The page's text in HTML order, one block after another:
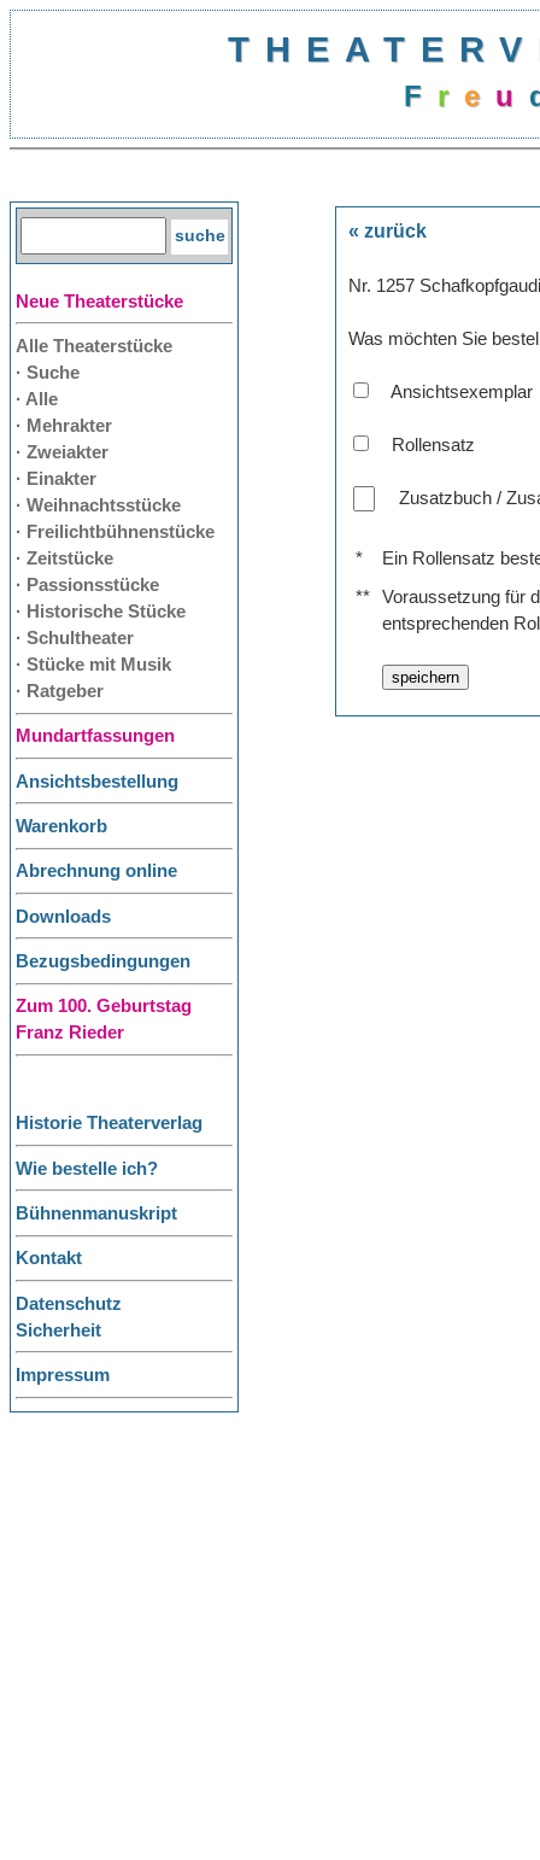
Freu
Neue Theaterstücke
Alle Theaterstücke
· Suche
· Alle
· Mehrakter
· Zweiakter
· Einakter
· Weihnachtsstücke
· Freilichtbühnenstücke
· Zeitstücke
· Passionsstücke
· Historische Stücke
· Schultheater
· Stücke mit Musik
· Ratgeber
Mundartfassungen
Ansichtsbestellung
Warenkorb
Abrechnung online
Downloads
Bezugsbedingungen
Zum 100. Geburtstag
Franz Rieder
Historie Theaterverlag
Wie bestelle ich?
Bühnenmanuskript
Kontakt
Datenschutz
Sicherheit
Impressum
« zurück
Nr. 1257
Was möchten Sie
Ansichtsexemplar
Rollensatz
Zusatzbuch /
*
Ein Rollensatz
**
Voraussetzung für
entsprechenden